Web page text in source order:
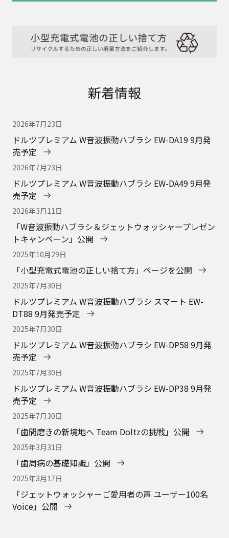
新着情報
2026年7月23日
ドルツプレミアム W音波振動ハブラシ EW-DA19 9月発
売予定
2026年7月23日
ドルツプレミアム W音波振動ハブラシ EW-DA49 9月発
売予定
2026年3月11日
「W音波振動ハブラシ＆ジェットウォッシャープレゼン
トキャンペーン」公開
2025年10月29日
「小型充電式電池の正しい捨て方」ページを公開
2025年7月30日
ドルツプレミアム W音波振動ハブラシ スマート EW-
DT88 9月発売予定
2025年7月30日
ドルツプレミアム W音波振動ハブラシ EW-DP58 9月発
売予定
2025年7月30日
ドルツプレミアム W音波振動ハブラシ EW-DP38 9月発
売予定
2025年7月30日
「歯間磨きの新境地へ Team Doltzの挑戦」公開
2025年3月31日
「歯周病の基礎知識」公開
2025年3月17日
「ジェットウォッシャーご愛用者の声 ユーザー100名
Voice」公開